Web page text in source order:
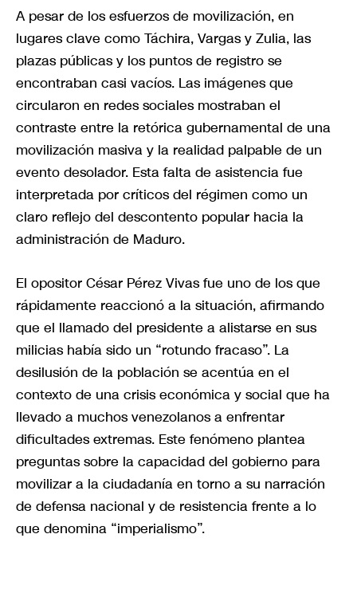
A pesar de los esfuerzos de movilización, en
lugares clave como Táchira, Vargas y Zulia, las
plazas públicas y los puntos de registro se
encontraban casi vacíos. Las imágenes que
circularon en redes sociales mostraban el
contraste entre la retórica gubernamental de una
movilización masiva y la realidad palpable de un
evento desolador. Esta falta de asistencia fue
interpretada por críticos del régimen como un
claro reflejo del descontento popular hacia la
administración de Maduro.
El opositor César Pérez Vivas fue uno de los que
rápidamente reaccionó a la situación, afirmando
que el llamado del presidente a alistarse en sus
milicias había sido un “rotundo fracaso”. La
desilusión de la población se acentúa en el
contexto de una crisis económica y social que ha
llevado a muchos venezolanos a enfrentar
dificultades extremas. Este fenómeno plantea
preguntas sobre la capacidad del gobierno para
movilizar a la ciudadanía en torno a su narración
de defensa nacional y de resistencia frente a lo
que denomina “imperialismo”.